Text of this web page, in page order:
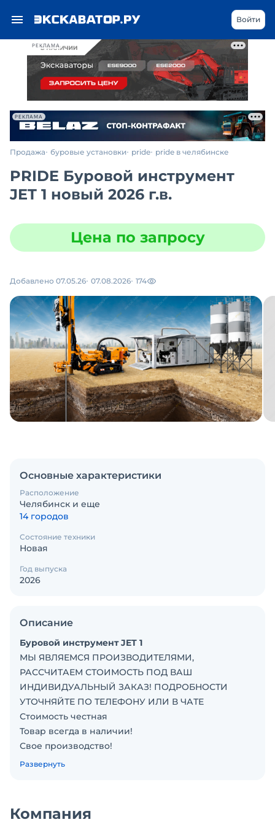
РЕКЛАМА
Войти
РЕКЛАМА
Продажа буровые установки pride pride в челябинске
PRIDE Буровой инструмент
JET 1 новый 2026 г.в.
Цена по запросу
Добавлено 07.05.26 07.08.2026 174
Основные характеристики
Расположение
Челябинск и еще
14 городов
Состояние техники
Новая
Год выпуска
2026
Описание
Буровой инструмент JET 1
МЫ ЯВЛЯЕМСЯ ПРОИЗВОДИТЕЛЯМИ,
РАССЧИТАЕМ СТОИМОСТЬ ПОД ВАШ
ИНДИВИДУАЛЬНЫЙ ЗАКАЗ! ПОДРОБНОСТИ
УТОЧНЯЙТЕ ПО ТЕЛЕФОНУ ИЛИ В ЧАТЕ
Стоимость честная
Товap всегда в наличии!
Свое производствo!
Обучим пeрсонaл работе на установке!
-------------------------
Развернуть
Компания